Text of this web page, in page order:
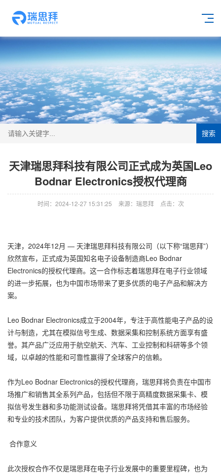
搜索
天津瑞思拜科技有限公司正式成为英国Leo
Bodnar Electronics授权代理商
时间：2024-12-27 15:31:25 来源：瑞思拜 点击： 次
天津，2024年12月 — 天津瑞思拜科技有限公司（以下称“瑞思拜”）
欣然宣布，正式成为英国知名电子设备制造商Leo Bodnar
Electronics的授权代理商。这一合作标志着瑞思拜在电子行业领域
的进一步拓展，也为中国市场带来了更多优质的电子产品和解决方
案。
Leo Bodnar Electronics成立于2004年，专注于高性能电子产品的设
计与制造，尤其在模拟信号生成、数据采集和控制系统方面享有盛
誉。其产品广泛应用于航空航天、汽车、工业控制和科研等多个领
域，以卓越的性能和可靠性赢得了全球客户的信赖。
作为Leo Bodnar Electronics的授权代理商，瑞思拜将负责在中国市
场推广和销售其全系列产品，包括但不限于高精度数据采集卡、模
拟信号发生器和多功能测试设备。瑞思拜将凭借其丰富的市场经验
和专业的技术团队，为客户提供优质的产品支持和售后服务。
合作意义
此次授权合作不仅是瑞思拜在电子行业发展中的重要里程碑，也为